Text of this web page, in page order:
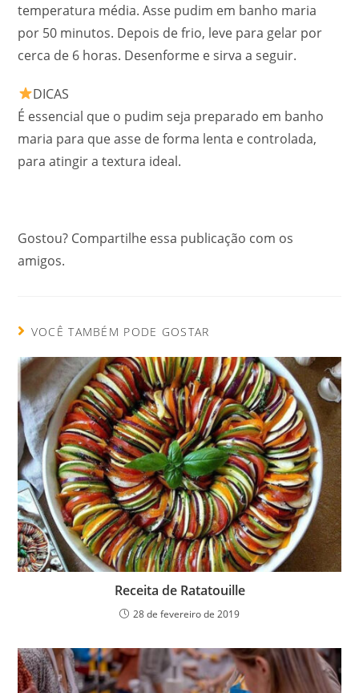
temperatura média. Asse pudim em banho maria
por 50 minutos. Depois de frio, leve para gelar por
cerca de 6 horas. Desenforme e sirva a seguir.
DICAS
É essencial que o pudim seja preparado em banho
maria para que asse de forma lenta e controlada,
para atingir a textura ideal.
Gostou? Compartilhe essa publicação com os
amigos.
VOCÊ TAMBÉM PODE GOSTAR
Receita de Ratatouille
28 de fevereiro de 2019